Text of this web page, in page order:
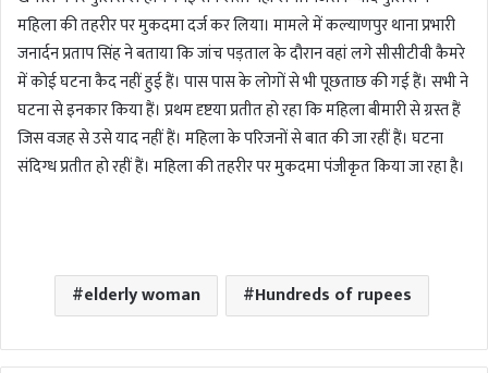
महिला की तहरीर पर मुकदमा दर्ज कर लिया। मामले में कल्याणपुर थाना प्रभारी
जनार्दन प्रताप सिंह ने बताया कि जांच पड़ताल के दौरान वहां लगे सीसीटीवी कैमरे
में कोई घटना कैद नहीं हुई हैं। पास पास के लोगों से भी पूछताछ की गई हैं। सभी ने
घटना से इनकार किया हैं। प्रथम दृष्टया प्रतीत हो रहा कि महिला बीमारी से ग्रस्त हैं
जिस वजह से उसे याद नहीं हैं। महिला के परिजनों से बात की जा रहीं हैं। घटना
संदिग्ध प्रतीत हो रहीं हैं। महिला की तहरीर पर मुकदमा पंजीकृत किया जा रहा है।
elderly woman Hundreds of rupees